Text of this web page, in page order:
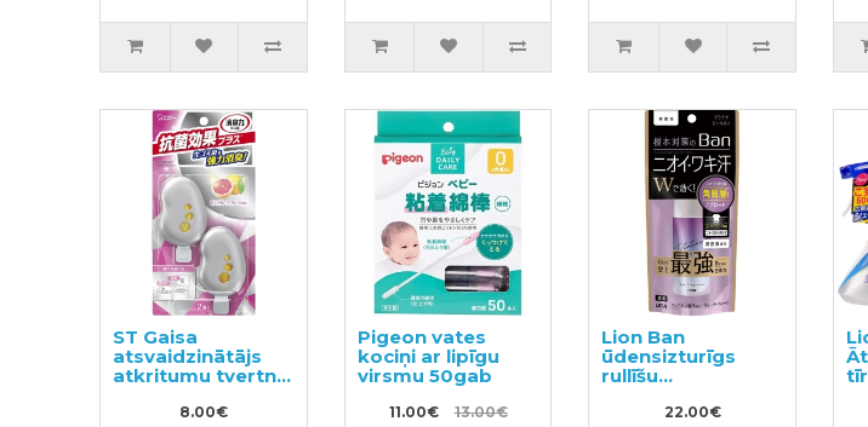
450ml
ST Gaisa
atsvaidzinātājs
atkritumu tvertnei
8.00€
Pigeon vates
kociņi ar lipīgu
virsmu 50gab
11.00€ 13.00€
Lion Ban
ūdensizturīgs
rullīšu
antiperspirants
22.00€